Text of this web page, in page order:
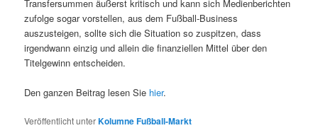
Transfersummen äußerst kritisch und kann sich Medienberichten
zufolge sogar vorstellen, aus dem Fußball-Business
auszusteigen, sollte sich die Situation so zuspitzen, dass
irgendwann einzig und allein die finanziellen Mittel über den
Titelgewinn entscheiden.
Den ganzen Beitrag lesen Sie hier.
Veröffentlicht unterKolumne Fußball-Markt